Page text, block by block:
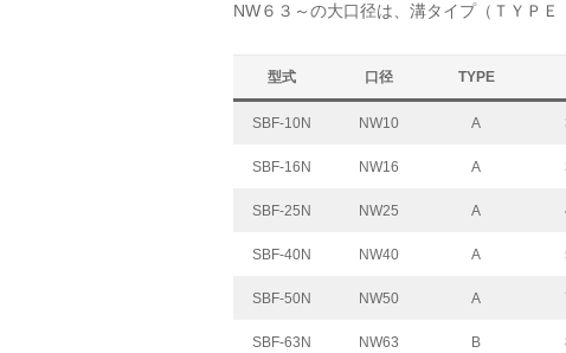
NW６３～の大口径は、溝タイプ（ＴＹＰ
型式 口径 TYPE
SBF-10N NW10 A
SBF-16N NW16 A
SBF-25N NW25 A
SBF-40N NW40 A
SBF-50N NW50 A
SBF-63N NW63 B